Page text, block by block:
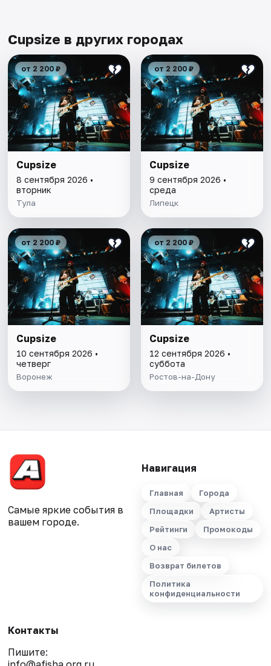
Cupsize в других городах
от 2 200 ₽
Cupsize
8 сентября 2026 •
вторник
Тула
от 2 200 ₽
Cupsize
9 сентября 2026 •
среда
Липецк
от 2 200 ₽
Cupsize
10 сентября 2026 •
четверг
Воронеж
от 2 200 ₽
Cupsize
12 сентября 2026 •
суббота
Ростов-на-Дону
Самые яркие события в
вашем городе.
Навигация
Главная
Города
Площадки
Артисты
Рейтинги
Промокоды
О нас
Возврат билетов
Политика
конфиденциальности
Контакты
Пишите: